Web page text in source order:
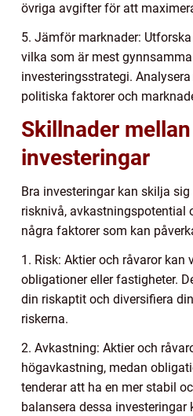
övriga avgifter för att
5. Jämför marknader:
vilka som är mest
investeringsstrategi.
politiska faktorer och
Skillnader
investeringar
Bra investeringar kan skilja
risknivå, avkastningspotential
några faktorer som kan
1. Risk: Aktier och råvaror kan
obligationer eller fastigheter.
din riskaptit och diversifiera
riskerna.
2. Avkastning: Aktier och
högavkastning, medan
tenderar att ha en mer stabil
balansera dessa investeringar